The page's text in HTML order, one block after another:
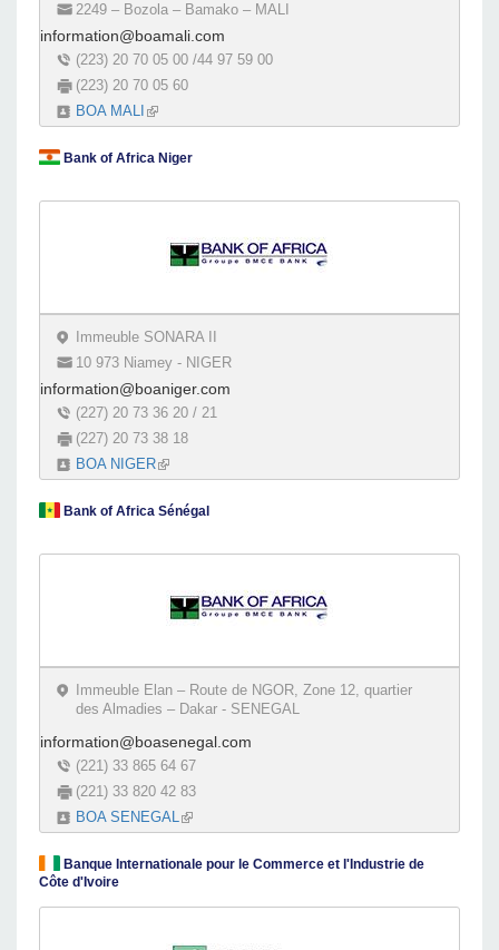
2249 – Bozola – Bamako – MALI
information@boamali.com
(223) 20 70 05 00 /44 97 59 00
(223) 20 70 05 60
BOA MALI (link is external)
Bank of Africa Niger
Immeuble SONARA II
10 973 Niamey - NIGER
information@boaniger.com
(227) 20 73 36 20 / 21
(227) 20 73 38 18
BOA NIGER(link is external)
Bank of Africa Sénégal
Immeuble Elan – Route de NGOR, Zone 12, quartier
des Almadies – Dakar - SENEGAL
information@boasenegal.com
(221) 33 865 64 67
(221) 33 820 42 83
BOA SENEGAL(link is external)
Banque Internationale pour le Commerce et l'Industrie de
Côte d'Ivoire